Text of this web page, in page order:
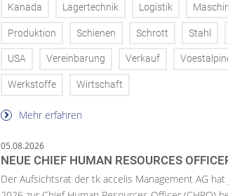
Kanada Lagertechnik Logistik
Produktion Schienen Schrott Stahl
USA Vereinbarung Verkauf
Werkstoffe Wirtschaft
Mehr erfahren
05.08.2026
NEUE CHIEF HUMAN RESOURCES
Der Aufsichtsrat der tk accelis Management AG